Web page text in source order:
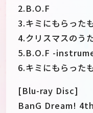
2.B.O.F
3.キミにもらった
4.クリスマスの
5.B.O.F -
6.キミにもらっ
[Blu-ray Disc]
BanG Dream!